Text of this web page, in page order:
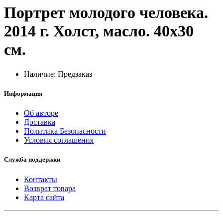
Портрет молодого человека.
2014 г. Холст, масло. 40х30
см.
Наличие: Предзаказ
Информация
Об авторе
Доставка
Политика Безопасности
Условия соглашения
Служба поддержки
Контакты
Возврат товара
Карта сайта